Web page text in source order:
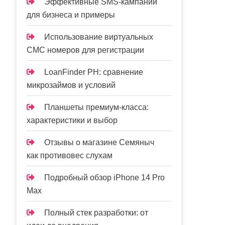
Эффективные SMS-кампании
для бизнеса и примеры
Использование виртуальных
СМС номеров для регистрации
LoanFinder PH: сравнение
микрозаймов и условий
Планшеты премиум-класса:
характеристики и выбор
Отзывы о магазине Семяныч
как противовес слухам
Подробный обзор iPhone 14 Pro
Max
Полный стек разработки: от